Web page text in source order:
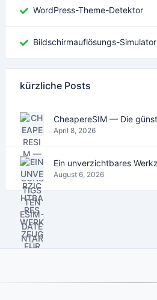
WordPress-Theme-Detektor
Bildschirmauflösungs-Simulator
kürzliche Posts
April 8, 2026
August 6, 2026